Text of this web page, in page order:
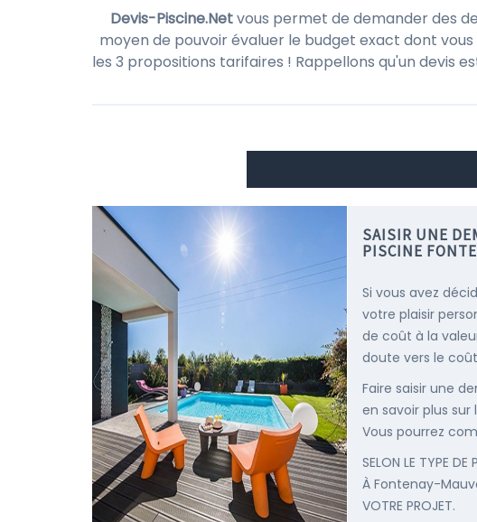
Devis-Piscine.Netvous permet de demander des
moyen de pouvoir évaluer le budget exact dont
les 3 propositions tarifaires ! Rappellons qu'un devis
SAISIR UNE
PISCINE
Si vous avez
votre plaisir
de coût à la
doute vers le
Faire saisir une
en savoir plus sur
Vous pourrez
SELON LE TYPE DE
À Fontenay-
VOTRE PROJET.